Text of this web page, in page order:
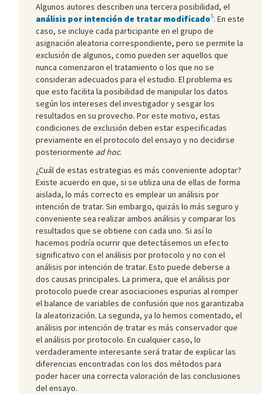
Algunos autores describen una tercera posibilidad, el
análisis por intención de tratar modificado5. En este
caso, se incluye cada participante en el grupo de
asignación aleatoria correspondiente, pero se permite la
exclusión de algunos, como pueden ser aquellos que
nunca comenzaron el tratamiento o los que no se
consideran adecuados para el estudio. El problema es
que esto facilita la posibilidad de manipular los datos
según los intereses del investigador y sesgar los
resultados en su provecho. Por este motivo, estas
condiciones de exclusión deben estar especificadas
previamente en el protocolo del ensayo y no decidirse
posteriormente ad hoc.
¿Cuál de estas estrategias es más conveniente adoptar?
Existe acuerdo en que, si se utiliza una de ellas de forma
aislada, lo más correcto es emplear un análisis por
intención de tratar. Sin embargo, quizás lo más seguro y
conveniente sea realizar ambos análisis y comparar los
resultados que se obtiene con cada uno. Si así lo
hacemos podría ocurrir que detectásemos un efecto
significativo con el análisis por protocolo y no con el
análisis por intención de tratar. Esto puede deberse a
dos causas principales. La primera, que el análisis por
protocolo puede crear asociaciones espurias al romper
el balance de variables de confusión que nos garantizaba
la aleatorización. La segunda, ya lo hemos comentado, el
análisis por intención de tratar es más conservador que
el análisis por protocolo. En cualquier caso, lo
verdaderamente interesante será tratar de explicar las
diferencias encontradas con los dos métodos para
poder hacer una correcta valoración de las conclusiones
del ensayo.